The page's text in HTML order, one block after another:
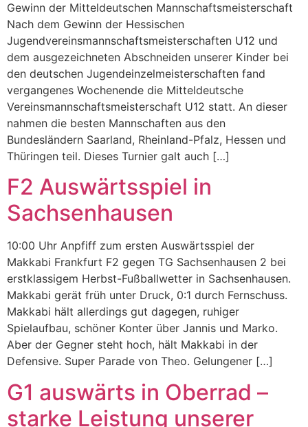
Gewinn der Mitteldeutschen Mannschaftsmeisterschaft
Nach dem Gewinn der Hessischen
Jugendvereinsmannschaftsmeisterschaften U12 und
dem ausgezeichneten Abschneiden unserer Kinder bei
den deutschen Jugendeinzelmeisterschaften fand
vergangenes Wochenende die Mitteldeutsche
Vereinsmannschaftsmeisterschaft U12 statt. An dieser
nahmen die besten Mannschaften aus den
Bundesländern Saarland, Rheinland-Pfalz, Hessen und
Thüringen teil. Dieses Turnier galt auch […]
F2 Auswärtsspiel in
Sachsenhausen
10:00 Uhr Anpfiff zum ersten Auswärtsspiel der
Makkabi Frankfurt F2 gegen TG Sachsenhausen 2 bei
erstklassigem Herbst-Fußballwetter in Sachsenhausen.
Makkabi gerät früh unter Druck, 0:1 durch Fernschuss.
Makkabi hält allerdings gut dagegen, ruhiger
Spielaufbau, schöner Konter über Jannis und Marko.
Aber der Gegner steht hoch, hält Makkabi in der
Defensive. Super Parade von Theo. Gelungener […]
G1 auswärts in Oberrad –
starke Leistung unserer